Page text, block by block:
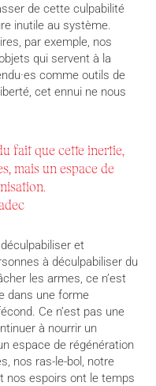
de cette culpabilité
inutile au système.
par exemple, nos
qui servent à la
comme outils de
cet ennui ne nous
fait que cette inertie,
mais un espace de
et
à déculpabiliser du
les armes, ce n’est
dans une forme
Ce n’est pas une
à nourrir un
espace de régénération
nos ras-le-bol, notre
nos espoirs ont le temps